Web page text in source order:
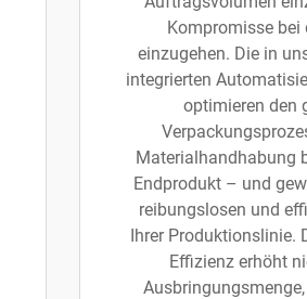
Kompromisse bei
einzugehen. Die in
integrierten
optimieren den
Materialhandhabung
Endprodukt – und
reibungslosen und
Ihrer Produktionslinie.
Effizienz erhöht